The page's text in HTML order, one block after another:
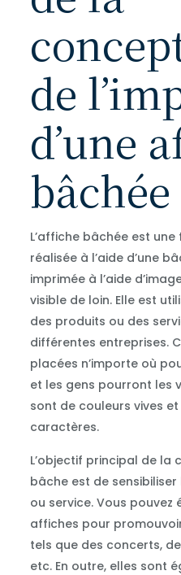
de
d’une
bâchée
L’affiche bâchée est
réalisée à l’aide d’une
imprimée à l’aide
visible de loin. Elle est
des produits ou des
différentes entreprises.
placées n’importe où
et les gens pourront les
sont de couleurs vives
caractères.
L’objectif principal de la
bâche est de
ou service. Vous pouvez
affiches pour
tels que des concerts,
etc. En outre, elles sont